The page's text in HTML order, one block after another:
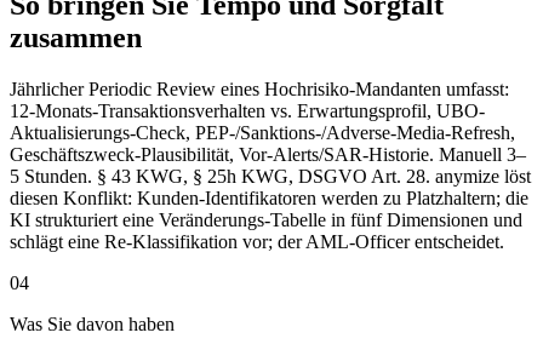
zusammen
Jährlicher Periodic Review eines Hochrisiko-Mandanten umfasst:
12-Monats-Transaktionsverhalten vs. Erwartungsprofil, UBO-
Aktualisierungs-Check, PEP-/Sanktions-/Adverse-Media-Refresh,
Geschäftszweck-Plausibilität, Vor-Alerts/SAR-Historie. Manuell 3–
5 Stunden. § 43 KWG, § 25h KWG, DSGVO Art. 28. anymize löst
diesen Konflikt: Kunden-Identifikatoren werden zu Platzhaltern; die
KI strukturiert eine Veränderungs-Tabelle in fünf Dimensionen und
schlägt eine Re-Klassifikation vor; der AML-Officer entscheidet.
04
Was Sie davon haben